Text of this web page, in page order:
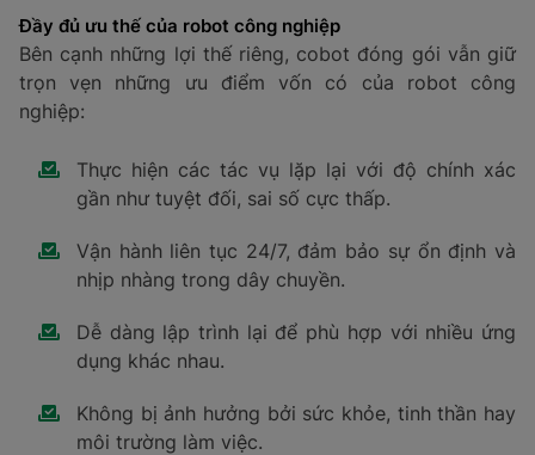
Đầy đủ ưu thế của robot công nghiệp
Bên cạnh những lợi thế riêng, cobot đóng gói vẫn giữ
trọn vẹn những ưu điểm vốn có của robot công
nghiệp:
Thực hiện các tác vụ lặp lại với độ chính xác
gần như tuyệt đối, sai số cực thấp.
Vận hành liên tục 24/7, đảm bảo sự ổn định và
nhịp nhàng trong dây chuyền.
Dễ dàng lập trình lại để phù hợp với nhiều ứng
dụng khác nhau.
Không bị ảnh hưởng bởi sức khỏe, tinh thần hay
môi trường làm việc.